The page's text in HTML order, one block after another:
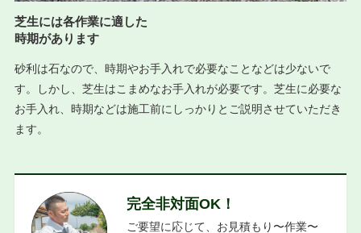
芝生には各作業に適した
時期があります
砂利は石なので、時期やお手入れで必要なことなどは少ないで
す。しかし、芝生はこまめなお手入れが必要です。芝生に必要な
お手入れ、時期などは施工前にしっかりとご説明させていただき
ます。
完全非対面OK！
ご要望に応じて、お見積もり〜作業〜